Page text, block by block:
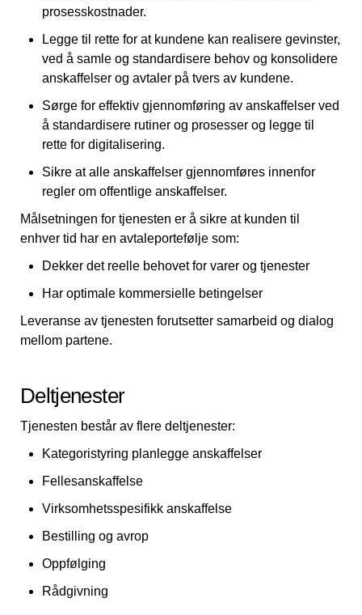
prosesskostnader.
Legge til rette for at kundene kan realisere gevinster,
ved å samle og standardisere behov og konsolidere
anskaffelser og avtaler på tvers av kundene.
Sørge for effektiv gjennomføring av anskaffelser ved
å standardisere rutiner og prosesser og legge til
rette for digitalisering.
Sikre at alle anskaffelser gjennomføres innenfor
regler om offentlige anskaffelser.
Målsetningen for tjenesten er å sikre at kunden til
enhver tid har en avtaleportefølje som:
Dekker det reelle behovet for varer og tjenester
Har optimale kommersielle betingelser
Leveranse av tjenesten forutsetter samarbeid og dialog
mellom partene.
Deltjenester
Tjenesten består av flere deltjenester:
Kategoristyring planlegge anskaffelser
Fellesanskaffelse
Virksomhetsspesifikk anskaffelse
Bestilling og avrop
Oppfølging
Rådgivning